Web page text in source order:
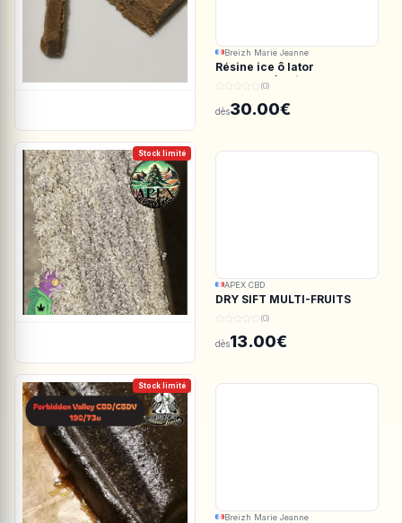
Breizh Marie Jeanne
Résine ice ô lator
ACDC.CBD/White CBG
(0)
dès30.00€
Stock limité
APEX CBD
DRY SIFT MULTI-FRUITS
150u CBD - APEX CBD
(0)
dès13.00€
Stock limité
Breizh Marie Jeanne